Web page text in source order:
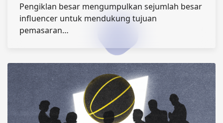
Pengiklan besar mengumpulkan sejumlah besar
influencer untuk mendukung tujuan
pemasaran…